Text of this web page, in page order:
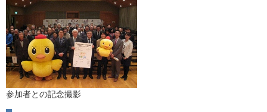
参加者との記念撮影